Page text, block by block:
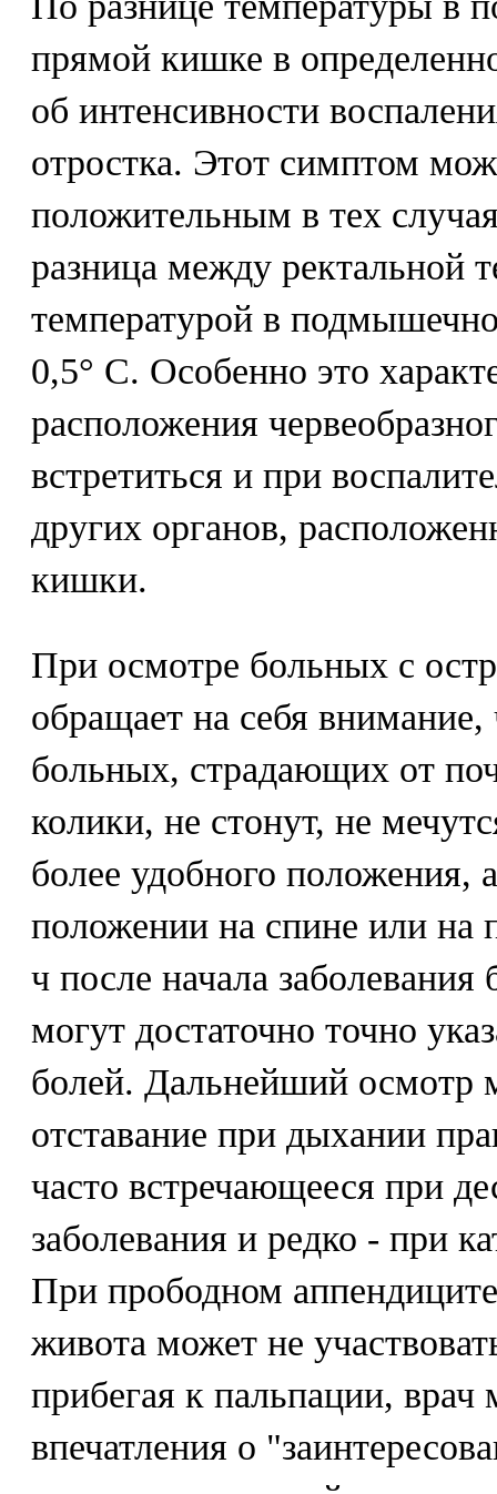
прямой кишке в
об интенсивности
отростка. Этот симптом
положительным в тех
разница между ректальной
температурой в
0,5° С. Особенно это
расположения
встретиться и при
других органов,
кишки.
При осмотре больных с
обращает на себя
больных, страдающих от
колики, не стонут, не
более удобного положения,
положении на спине или на
ч после начала
могут достаточно точно
болей. Дальнейший осмотр
отставание при дыхании
часто встречающееся при
заболевания и редко - при
При прободном
живота может не
прибегая к пальпации,
впечатления о